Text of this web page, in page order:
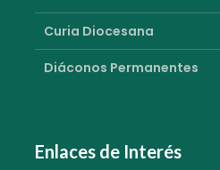
Curia Diocesana
Diáconos Permanentes
Enlaces de Interés